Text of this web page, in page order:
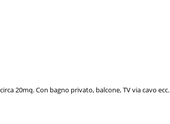
20mq. Con bagno privato, balcone, TV via cavo ecc.